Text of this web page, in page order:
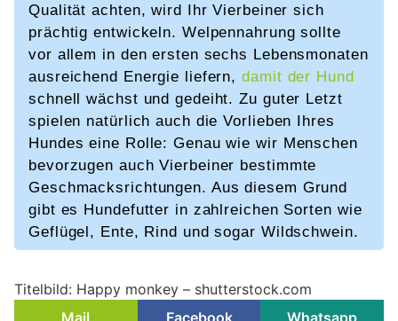
Qualität achten, wird Ihr Vierbeiner sich
prächtig entwickeln. Welpennahrung sollte
vor allem in den ersten sechs Lebensmonaten
ausreichend Energie liefern,damit der Hund
schnell wächst und gedeiht. Zu guter Letzt
spielen natürlich auch die Vorlieben Ihres
Hundes eine Rolle: Genau wie wir Menschen
bevorzugen auch Vierbeiner bestimmte
Geschmacksrichtungen. Aus diesem Grund
gibt es Hundefutter in zahlreichen Sorten wie
Geflügel, Ente, Rind und sogar Wildschwein.
Titelbild: Happy monkey – shutterstock.com
Mail
Facebook Whatsapp